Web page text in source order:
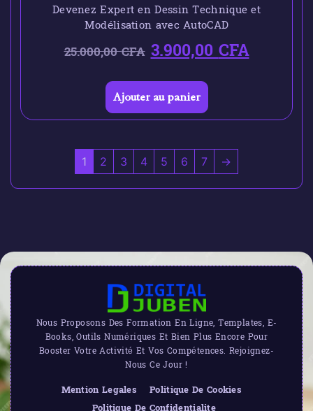
Devenez Expert en Dessin Technique et
Modélisation avec AutoCAD
25.000,00CFA 3.900,00CFA
Ajouter au panier
1 2 3 4 5 6 7 →
Nous Proposons Des Formation En Ligne, Templates, E-
Books, Outils Numériques Et Bien Plus Encore Pour
Booster Votre Activité Et Vos Compétences. Rejoignez-
Nous Ce Jour !
Mention Legales
Politique De Cookies